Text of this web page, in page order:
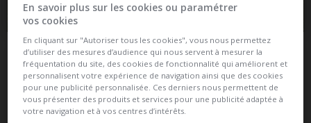
Assurance et Financement
Mon assurance Mon financement
Une question sur votre assurance ou votre financement,
En savoir plus sur les cookies ou paramétrer
vos cookies
En cliquant sur "Autoriser tous les cookies", vous nous permettez
d’utiliser des mesures d’audience qui nous servent à mesurer la
fréquentation du site, des cookies de fonctionnalité qui améliorent et
personnalisent votre expérience de navigation ainsi que des cookies
pour une publicité personnalisée. Ces derniers nous permettent de
vous présenter des produits et services pour une publicité adaptée à
votre navigation et à vos centres d’intérêts.